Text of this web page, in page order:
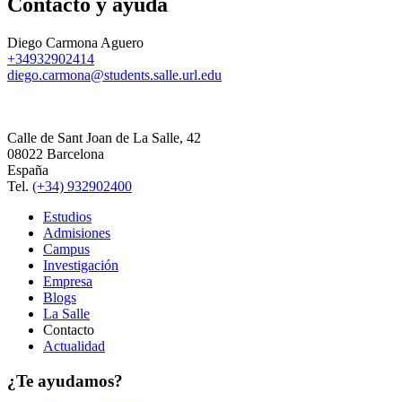
Diego Carmona Aguero
+34932902414
diego.carmona@students.salle.url.edu
Calle de Sant Joan de La Salle, 42
08022 Barcelona
España
Tel. (+34) 932902400
Estudios
Admisiones
Campus
Investigación
Empresa
Blogs
La Salle
Contacto
Actualidad
¿Te ayudamos?